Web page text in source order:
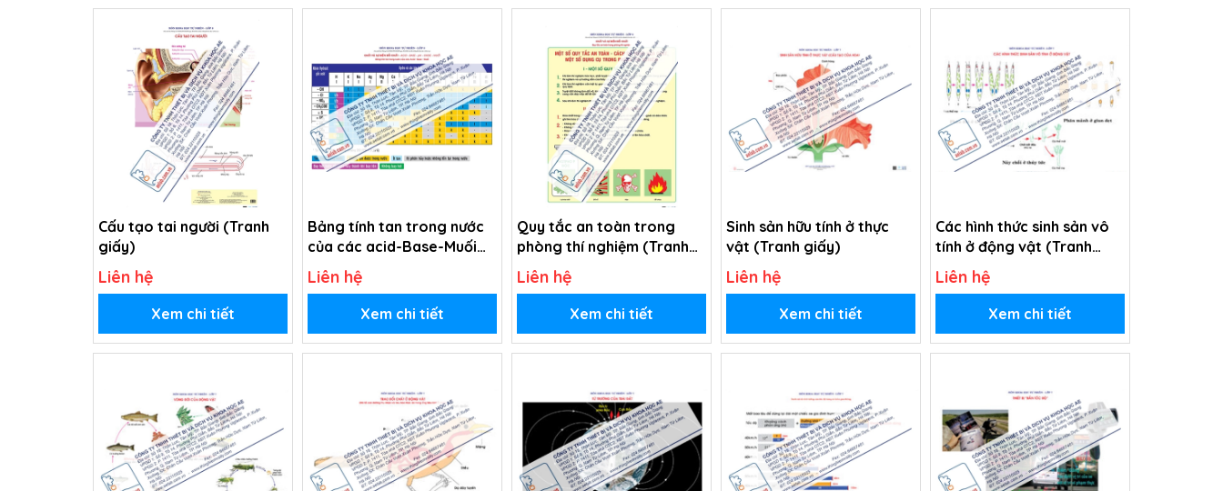
Cấu tạo tai người (Tranh
giấy)
Liên hệ
Xem chi tiết
Bảng tính tan trong nước
của các acid-Base-Muối
(Tranh giấy)
Liên hệ
Xem chi tiết
Quy tắc an toàn trong
phòng thí nghiệm (Tranh
giấy)
Liên hệ
Xem chi tiết
Sinh sản hữu tính ở thực
vật (Tranh giấy)
Liên hệ
Xem chi tiết
Các hình thức sinh sản vô
tính ở động vật (Tranh
giấy)
Liên hệ
Xem chi tiết